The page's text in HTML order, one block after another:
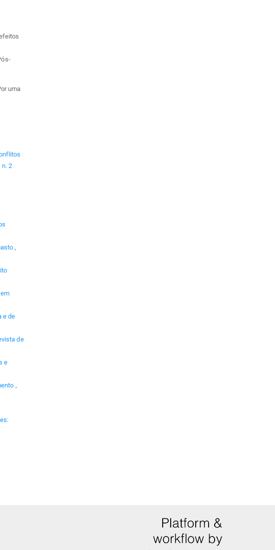
uma
n. 2
,
e de
de
e
,